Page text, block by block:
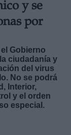
y se
por
Gobierno
ciudadanía y
del virus
No se podrá
Interior,
y el orden
especial.